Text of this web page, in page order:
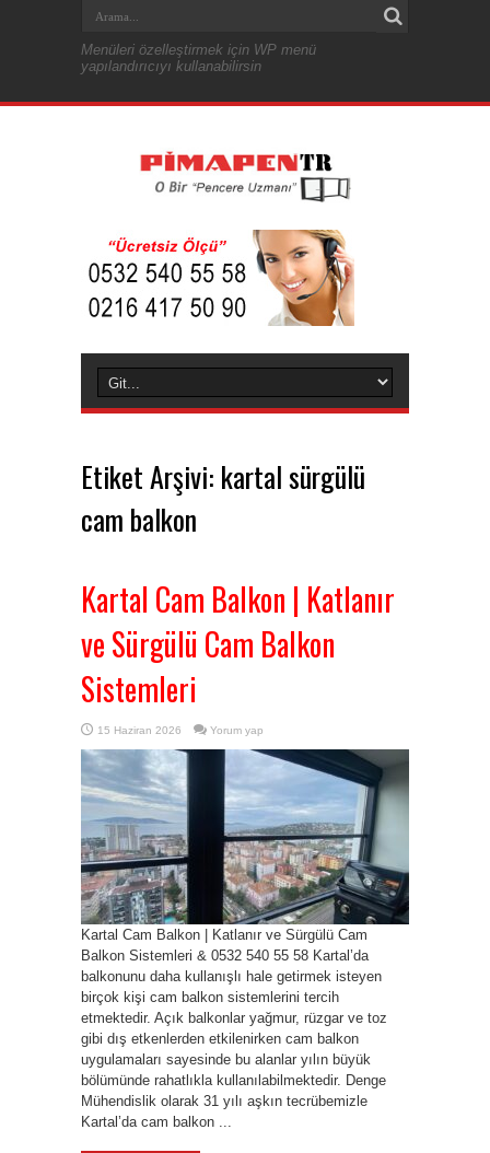
Menüleri özelleştirmek için WP menü
yapılandırıcıyı kullanabilirsin
Etiket Arşivi: kartal sürgülü
cam balkon
Kartal Cam Balkon | Katlanır
ve Sürgülü Cam Balkon
Sistemleri
15 Haziran 2026 Yorum yap
Kartal Cam Balkon | Katlanır ve Sürgülü Cam
Balkon Sistemleri & 0532 540 55 58 Kartal’da
balkonunu daha kullanışlı hale getirmek isteyen
birçok kişi cam balkon sistemlerini tercih
etmektedir. Açık balkonlar yağmur, rüzgar ve toz
gibi dış etkenlerden etkilenirken cam balkon
uygulamaları sayesinde bu alanlar yılın büyük
bölümünde rahatlıkla kullanılabilmektedir. Denge
Mühendislik olarak 31 yılı aşkın tecrübemizle
Kartal’da cam balkon ...